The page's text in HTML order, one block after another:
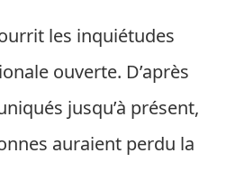
les inquiétudes
ouverte. D’après
jusqu’à présent,
auraient perdu la